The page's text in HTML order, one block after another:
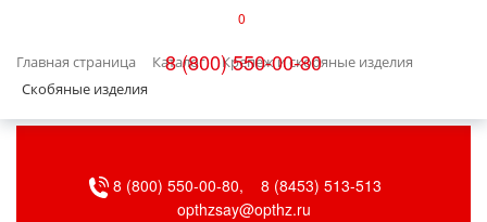
0
8 (800) 550-00-80
Главная страница Каталог
Крепеж и скобяные изделия
Скобяные изделия
БЫТОВАЯ ТЕХНИКА
ВЕНТИЛЯЦИЯ8 (800) 550-00-80,
8 (8453) 513-513
opthzsay@opthz.ru